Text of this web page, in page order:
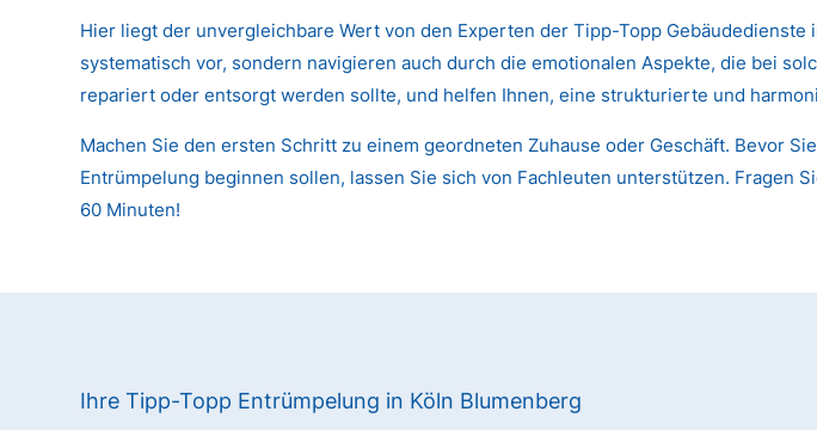
Hier liegt der unvergleichbare Wert von den Experten der Tipp-Topp
systematisch vor, sondern navigieren auch durch die emotionalen Aspekte, die bei
repariert oder entsorgt werden sollte, und helfen Ihnen, eine strukturierte und
Machen Sie den ersten Schritt zu einem geordneten Zuhause oder Geschäft. Bevor
Entrümpelung beginnen sollen, lassen Sie sich von Fachleuten unterstützen.
60 Minuten!
Ihre Tipp-Topp Entrümpelung in Köln Blumenberg